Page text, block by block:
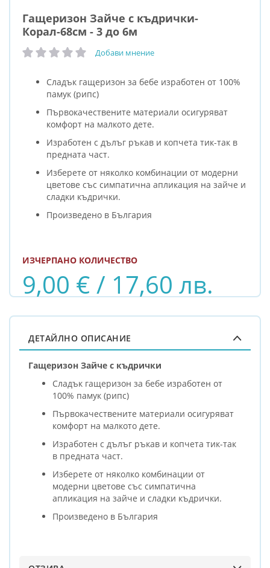
Гащеризон Зайче с къдрички-
Корал-68см - 3 до 6м
рейтинг: Добави мнение
Сладък гащеризон за бебе изработен от 100%
памук (рипс)
Първокачествените материали осигуряват
комфорт на малкото дете.
Изработен с дълъг ръкав и копчета тик-так в
предната част.
Изберете от няколко комбинации от модерни
цветове със симпатична апликация на зайче и
сладки къдрички.
Произведено в България
9,00 € / 17,60 лв.
ИЗЧЕРПАНО КОЛИЧЕСТВО
ДЕТАЙЛНО ОПИСАНИЕ
Гащеризон Зайче с къдрички
Сладък гащеризон за бебе изработен от
100% памук (рипс)
Първокачествените материали осигуряват
комфорт на малкото дете.
Изработен с дълъг ръкав и копчета тик-так
в предната част.
Изберете от няколко комбинации от
модерни цветове със симпатична
апликация на зайче и сладки къдрички.
Произведено в България